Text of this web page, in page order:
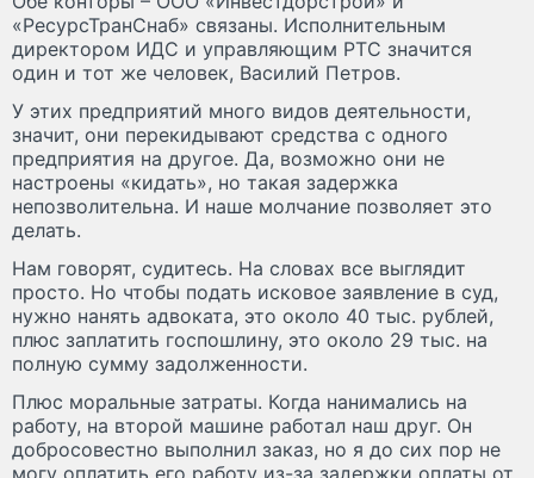
«РесурсТранСнаб» связаны. Исполнительным
директором ИДС и управляющим РТС значится
один и тот же человек, Василий Петров.
У этих предприятий много видов деятельности,
значит, они перекидывают средства с одного
предприятия на другое. Да, возможно они не
настроены «кидать», но такая задержка
непозволительна. И наше молчание позволяет это
делать.
Нам говорят, судитесь. На словах все выглядит
просто. Но чтобы подать исковое заявление в суд,
нужно нанять адвоката, это около 40 тыс. рублей,
плюс заплатить госпошлину, это около 29 тыс. на
полную сумму задолженности.
Плюс моральные затраты. Когда нанимались на
работу, на второй машине работал наш друг. Он
добросовестно выполнил заказ, но я до сих пор не
могу оплатить его работу из-за задержки оплаты от